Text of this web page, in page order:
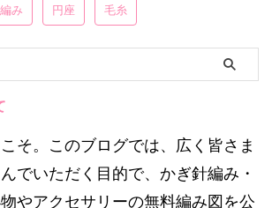
み 円座 毛糸
そ。このブログでは、広く皆さま
でいただく目的で、かぎ針編み・
やアクセサリーの無料編み図を公